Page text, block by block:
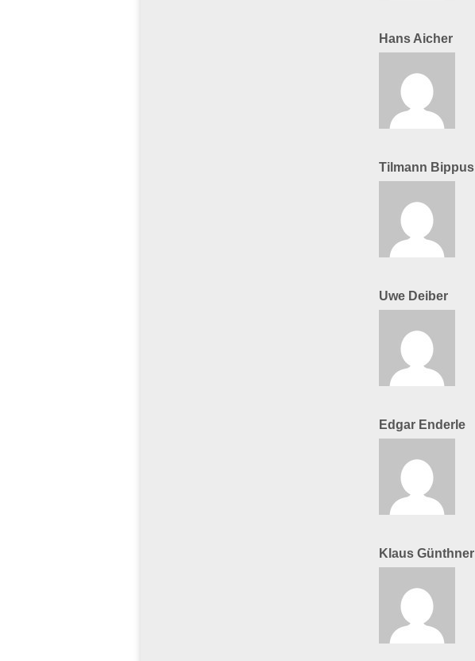
Hans Aicher
Tilmann Bippus
Uwe Deiber
Edgar Enderle
Klaus Günthner